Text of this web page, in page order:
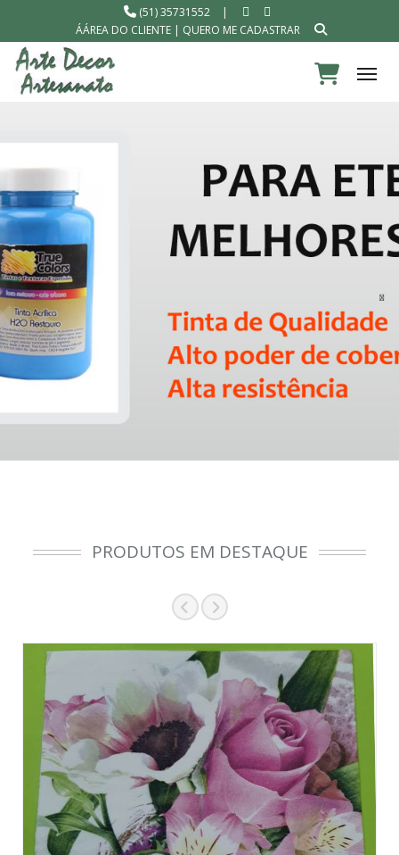
(51) 35731552
|
ÁÁREA DO CLIENTE| QUERO ME CADASTRAR
PRODUTOS EM DESTAQUE